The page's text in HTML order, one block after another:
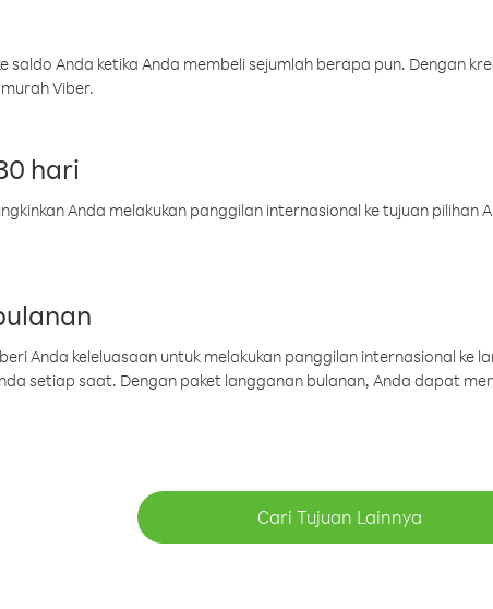
saldo Anda ketika Anda membeli sejumlah berapa pun. Dengan
Viber.
hari
Anda melakukan panggilan internasional ke tujuan
Anda keleluasaan untuk melakukan panggilan internasional ke
setiap saat. Dengan paket langganan bulanan, Anda dapat
Cari Tujuan Lainnya